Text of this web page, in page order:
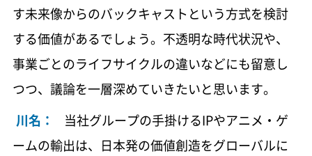
す未来像からのバックキャストという方式を検討
する価値があるでしょう。不透明な時代状況や、
事業ごとのライフサイクルの違いなどにも留意し
つつ、議論を一層深めていきたいと思います。
川名：
当社グループの手掛けるIPやアニメ・ゲ
ームの輸出は、日本発の価値創造をグローバルに
バンダイナムコグループの概況 715 KB
関連市場データ 1 MB
ESGデータ 482 KB